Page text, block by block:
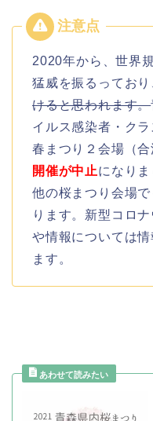
2020年から、世界
猛威を振るっており
けると思われます。
イルス感染者・ク
春まつり２会場（
開催が中止になりま
他の桜まつり会場
ります。新型コロ
や情報については
ます。